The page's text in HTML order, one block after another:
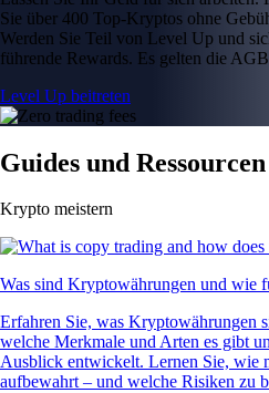
Sie über 400 Top-Kryptos ohne
Werden Sie Teil von Level Up und
führende Rewards. Es gelten die
Level Up beitreten
Guides und Ressourcen
Krypto meistern
Was sind Kryptowährungen und wie
Erfahren Sie, was Kryptowährungen
welche Merkmale und Arten es gibt
Ausblick entwickelt. Lernen Sie, wie
aufbewahrt – und welche Risiken zu